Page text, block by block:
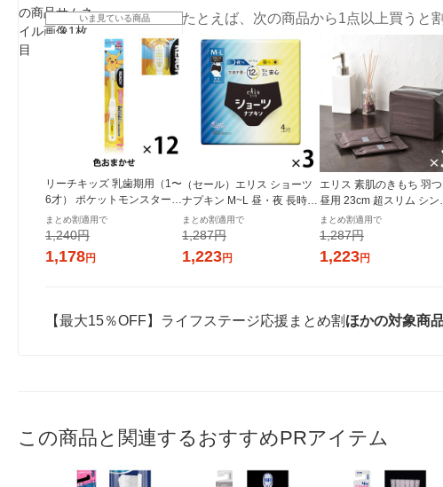
いま見ている商品
リーチキッズ 乳歯期用（1〜
6才） ポケットモンスター
歯ブラシ（子供用） 1セット
（12本） 銀座ステファニー
まとめ割適用で
1,240円
1,178円
たとえば、次の商品から1点以上買うと
（セール）エリス ショーツ
ナプキン M~L 昼・夜 長時間
用 ブラックカラー 1セット
（4枚入×3パック） 大王製
紙
まとめ割適用で
1,287円
1,223円
エリス 素肌のきもち 羽つ
昼用 23cm 超スリム シン
ルデザイン 3個(20枚×3) ナ
プキン 大王製紙 エリエー
生理用品
まとめ割適用で
1,287円
1,223円
【最大15％OFF】ライフステージ応援まとめ割 ほかの対象商
この商品と関連するおすすめPRアイテム